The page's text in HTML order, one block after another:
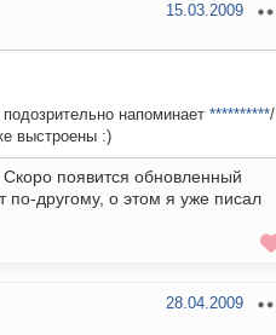
15.03.2009
напоминает **********/
выстроены :)
Скоро появится обновленный
по-другому, о этом я уже писал
28.04.2009